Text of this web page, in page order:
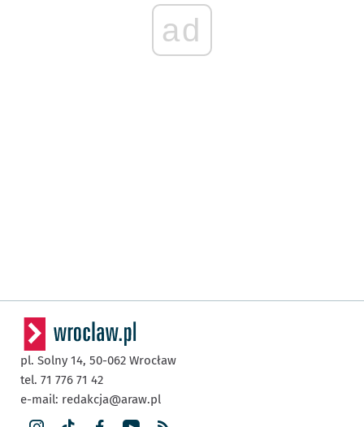
ad
pl. Solny 14, 50-062 Wrocław
tel. 71 776 71 42
e-mail: redakcja@araw.pl